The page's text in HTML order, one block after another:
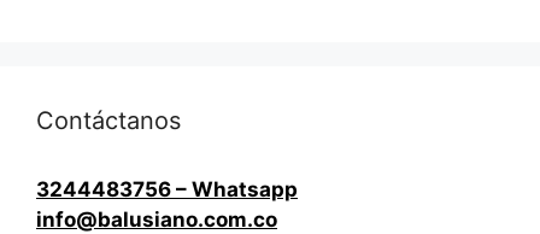
Contáctanos
3244483756 – Whatsapp
info@balusiano.com.co